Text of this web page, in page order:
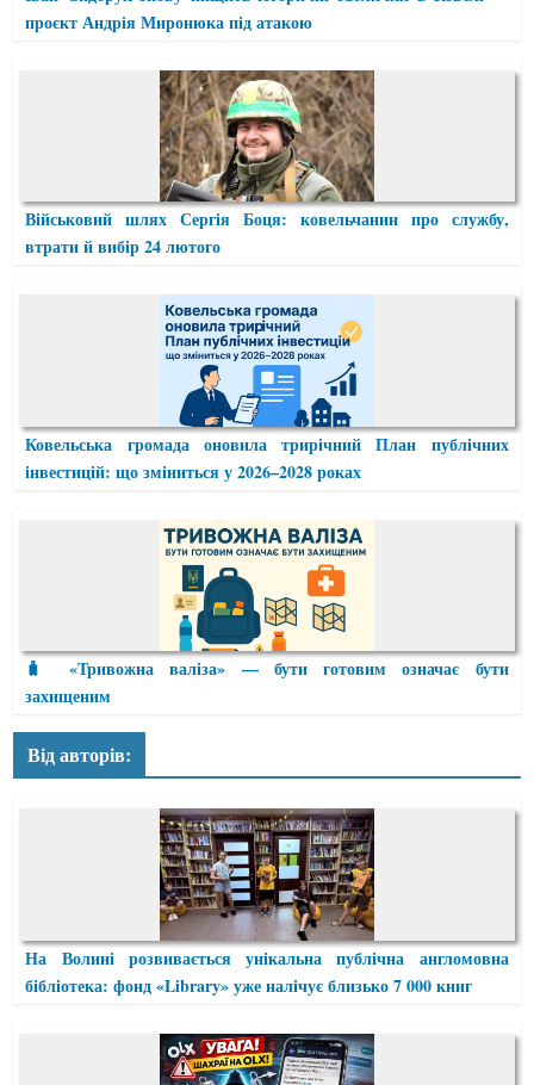
проєкт Андрія Миронюка під атакою
Військовий шлях Сергія Боця: ковельчанин про службу,
втрати й вибір 24 лютого
Ковельська громада оновила трирічний План публічних
інвестицій: що зміниться у 2026–2028 роках
🧳 «Тривожна валіза» — бути готовим означає бути
захищеним
Від авторів:
На Волині розвивається унікальна публічна англомовна
бібліотека: фонд «Library» уже налічує близько 7 000 книг